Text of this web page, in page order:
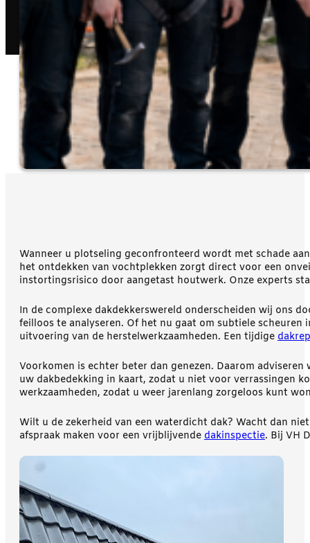
Wanneer u plotseling geconfronteerd wordt met schade
het ontdekken van vochtplekken zorgt direct voor een
instortingsrisico door aangetast houtwerk. Onze experts
In de complexe dakdekkerswereld onderscheiden wij ons
feilloos te analyseren. Of het nu gaat om subtiele
uitvoering van de herstelwerkzaamheden. Een tijdige
Voorkomen is echter beter dan genezen. Daarom
uw dakbedekking in kaart, zodat u niet voor verrassingen
werkzaamheden, zodat u weer jarenlang zorgeloos kunt
Wilt u de zekerheid van een waterdicht dak? Wacht dan
afspraak maken voor een vrijblijvende dakinspectie. Bij VH